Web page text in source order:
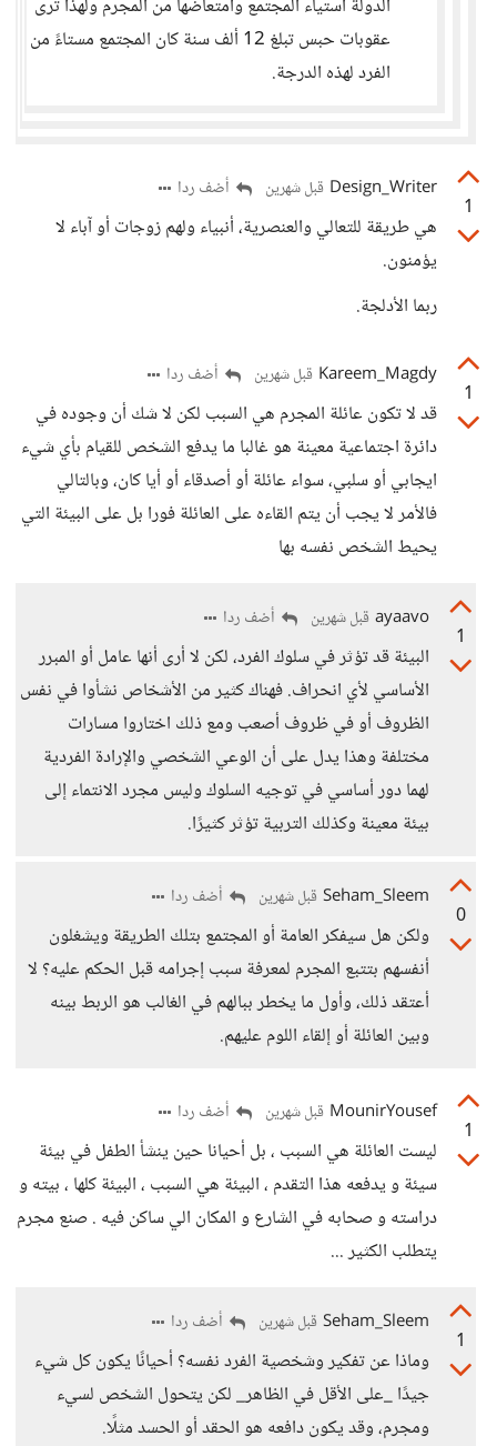
الدولة استياء المجتمع وامتعاضها من المجرم ولهذا ترى
عقوبات حبس تبلغ 12 ألف سنة كان المجتمع مستاءً من
الفرد لهذه الدرجة.
1
Design_Writer قبل شهرين أضف ردا
هي طريقة للتعالي والعنصرية، أنبياء ولهم زوجات أو آباء لا
يؤمنون.
ربما الأدلجة.
1
Kareem_Magdy قبل شهرين أضف ردا
قد لا تكون عائلة المجرم هي السبب لكن لا شك أن وجوده في
دائرة اجتماعية معينة هو غالبا ما يدفع الشخص للقيام بأي شيء
ايجابي أو سلبي، سواء عائلة أو أصدقاء أو أيا كان، وبالتالي
فالأمر لا يجب أن يتم القاءه على العائلة فورا بل على البيئة التي
يحيط الشخص نفسه بها
1
ayaavo قبل شهرين أضف ردا
البيئة قد تؤثر في سلوك الفرد، لكن لا أرى أنها عامل أو المبرر
الأساسي لأي انحراف. فهناك كثير من الأشخاص نشأوا في نفس
الظروف أو في ظروف أصعب ومع ذلك اختاروا مسارات
مختلفة وهذا يدل على أن الوعي الشخصي والإرادة الفردية
لهما دور أساسي في توجيه السلوك وليس مجرد الانتماء إلى
بيئة معينة وكذلك التربية تؤثر كثيرًا.
0
Seham_Sleem قبل شهرين أضف ردا
ولكن هل سيفكر العامة أو المجتمع بتلك الطريقة ويشغلون
أنفسهم بتتبع المجرم لمعرفة سبب إجرامه قبل الحكم عليه؟ لا
أعتقد ذلك، وأول ما يخطر ببالهم في الغالب هو الربط بينه
وبين العائلة أو إلقاء اللوم عليهم.
1
MounirYousef قبل شهرين أضف ردا
ليست العائلة هي السبب ، بل أحيانا حين ينشأ الطفل في بيئة
سيئة و يدفعه هذا التقدم ، البيئة هي السبب ، البيئة كلها ، بيته و
دراسته و صحابه في الشارع و المكان الي ساكن فيه . صنع مجرم
يتطلب الكثير ...
1
Seham_Sleem قبل شهرين أضف ردا
وماذا عن تفكير وشخصية الفرد نفسه؟ أحيانًا يكون كل شيء
جيدًا _على الأقل في الظاهر_ لكن يتحول الشخص لسيء
ومجرم، وقد يكون دافعه هو الحقد أو الحسد مثلًا.